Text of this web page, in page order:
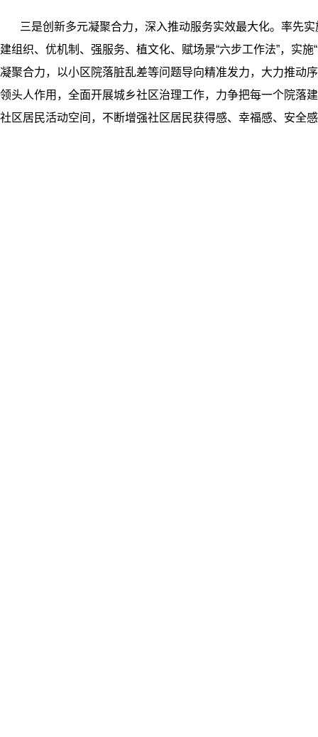
三是创新多元凝聚合力，深入推动服务实效最大化。率先实
建组织、优机制、强服务、植文化、赋场景“六步工作法”，实
凝聚合力，以小区院落脏乱差等问题导向精准发力，大力推动
领头人作用，全面开展城乡社区治理工作，力争把每一个院落
社区居民活动空间，不断增强社区居民获得感、幸福感、安全